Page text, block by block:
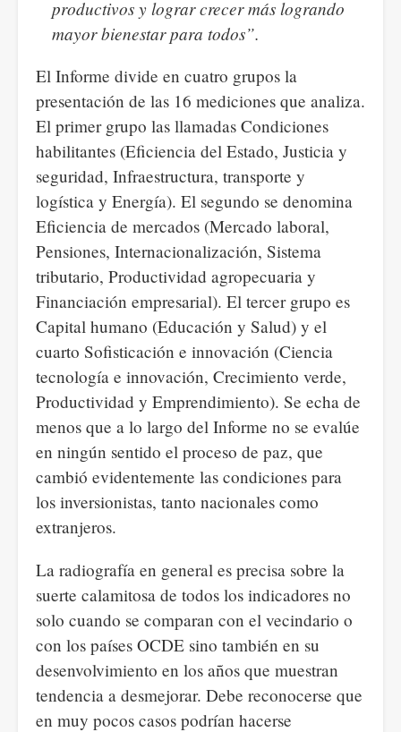
productivos y lograr crecer más logrando
mayor bienestar para todos”.
El Informe divide en cuatro grupos la
presentación de las 16 mediciones que analiza.
El primer grupo las llamadas Condiciones
habilitantes (Eficiencia del Estado, Justicia y
seguridad, Infraestructura, transporte y
logística y Energía). El segundo se denomina
Eficiencia de mercados (Mercado laboral,
Pensiones, Internacionalización, Sistema
tributario, Productividad agropecuaria y
Financiación empresarial). El tercer grupo es
Capital humano (Educación y Salud) y el
cuarto Sofisticación e innovación (Ciencia
tecnología e innovación, Crecimiento verde,
Productividad y Emprendimiento). Se echa de
menos que a lo largo del Informe no se evalúe
en ningún sentido el proceso de paz, que
cambió evidentemente las condiciones para
los inversionistas, tanto nacionales como
extranjeros.
La radiografía en general es precisa sobre la
suerte calamitosa de todos los indicadores no
solo cuando se comparan con el vecindario o
con los países OCDE sino también en su
desenvolvimiento en los años que muestran
tendencia a desmejorar. Debe reconocerse que
en muy pocos casos podrían hacerse